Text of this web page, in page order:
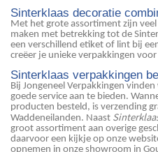
Sinterklaas decoratie
Met het grote assortiment zijn
maken met betrekking tot de
een verschillend etiket of lint bij
creëer je unieke verpakkingen voor
Sinterklaas verpakkingen
Bij Jongeneel Verpakkingen
goede service aan te bieden.
producten besteld, is verzending
Waddeneilanden. Naast
groot assortiment aan overige
daarvoor een kijkje op onze
opnemen in onze showroom in